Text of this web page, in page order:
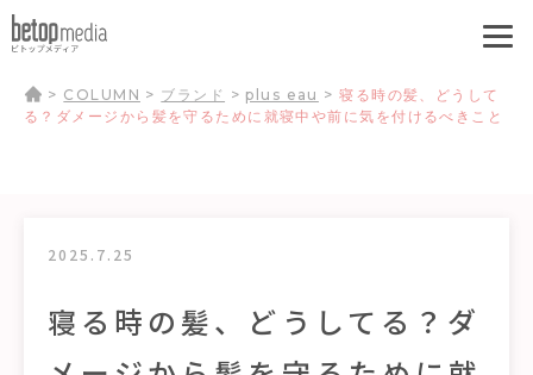
> COLUMN > ブランド >plus eau >寝る時の髪、どうして
る？ダメージから髪を守るために就寝中や前に気を付けるべきこと
2025.7.25
寝る時の髪、どうしてる？ダ